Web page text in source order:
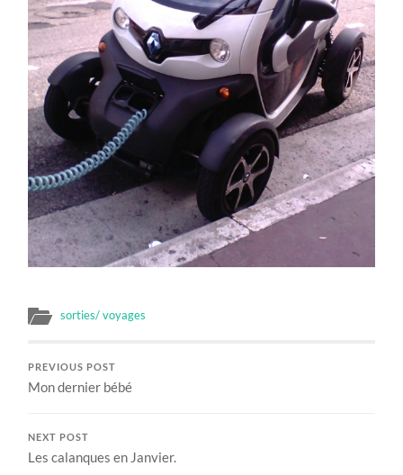
sorties/ voyages
PREVIOUS POST
Mon dernier bébé
NEXT POST
Les calanques en Janvier.